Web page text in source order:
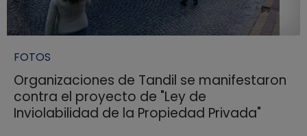
FOTOS
Organizaciones de Tandil se manifestaron
contra el proyecto de "Ley de
Inviolabilidad de la Propiedad Privada"